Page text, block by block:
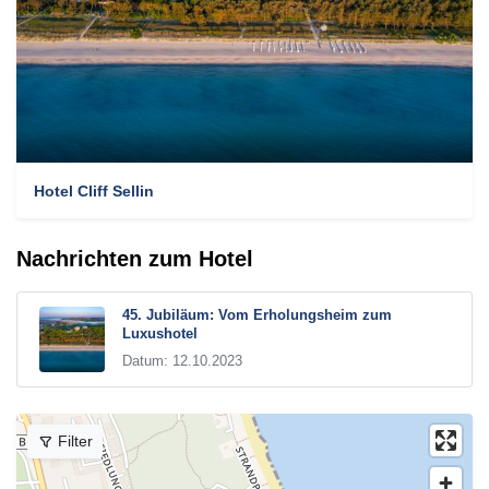
Hotel Cliff Sellin
Nachrichten zum Hotel
45. Jubiläum: Vom Erholungsheim zum
Luxushotel
Datum: 12.10.2023
Filter